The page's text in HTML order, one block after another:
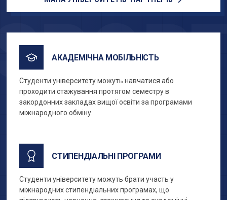
МАПА УНІВЕРСИТЕТІВ-ПАРТНЕРІВ
АКАДЕМІЧНА МОБІЛЬНІСТЬ
Студенти університету можуть навчатися або
проходити стажування протягом семестру в
закордонних закладах вищої освіти за програмами
міжнародного обміну.
СТИПЕНДІАЛЬНІ ПРОГРАМИ
Студенти університету можуть брати участь у
міжнародних стипендіальних програмах, що